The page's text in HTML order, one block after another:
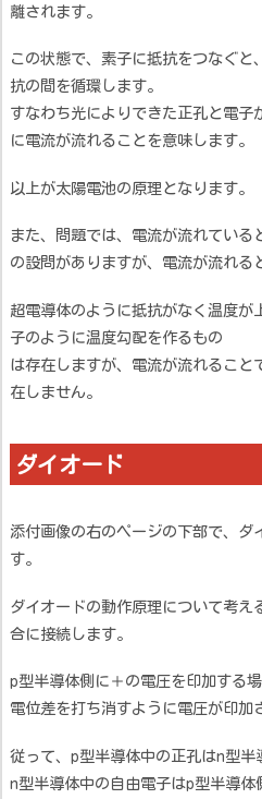
離されます。
この状態で、素子に抵抗をつなぐと
抗の間を循環します。
すなわち光によりできた正孔と電子
に電流が流れることを意味します。
以上が太陽電池の原理となります。
また、問題では、電流が流れている
の設問がありますが、電流が流れる
超電導体のように抵抗がなく温度が
子のように温度勾配を作るもの
は存在しますが、電流が流れること
在しません。
ダイオード
添付画像の右のページの下部で、ダ
す。
ダイオードの動作原理について考え
合に接続します。
p型半導体側に＋の電圧を印加する
電位差を打ち消すように電圧が印加
従って、p型半導体中の正孔はn型半
n型半導体中の自由電子はp型半導体